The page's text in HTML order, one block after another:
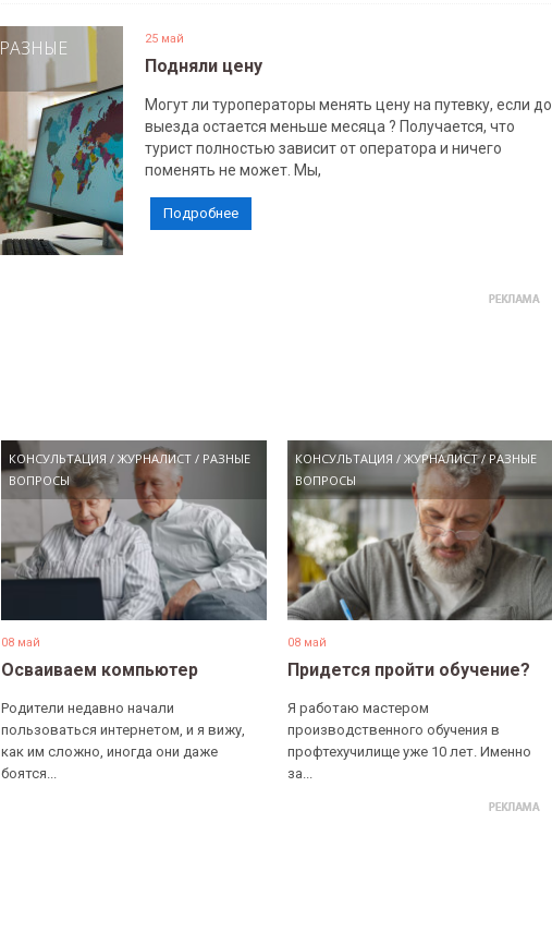
РАЗНЫЕ
25 май
Подняли цену
Могут ли туроператоры менять цену на путевку, если до
выезда остается меньше месяца ? Получается, что
турист полностью зависит от оператора и ничего
поменять не может. Мы,
Подробнее
КОНСУЛЬТАЦИЯ /ЖУРНАЛИСТ / РАЗНЫЕ
ВОПРОСЫ
08 май
Осваиваем компьютер
Родители недавно начали
пользоваться интернетом, и я вижу,
как им сложно, иногда они даже
боятся...
КОНСУЛЬТАЦИЯ /ЖУРНАЛИСТ/ РАЗНЫЕ
ВОПРОСЫ
08 май
Придется пройти обучение?
Я работаю мастером
производственного обучения в
профтехучилище уже 10 лет. Именно
за...